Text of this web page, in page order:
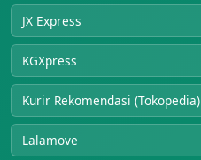
JX Express
KGXpress
Kurir Rekomendasi (Tokopedia)
Lalamove